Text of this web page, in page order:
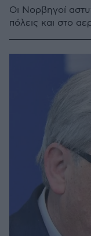
Οι Νορβηγοί
πόλεις και στο